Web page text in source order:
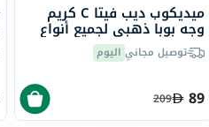
ميديكوب ديب فيتا C كريم
وجه بوبا ذهبي لجميع أنواع
البشرة 55 جرام
توصيل مجاني اليوم
89
209